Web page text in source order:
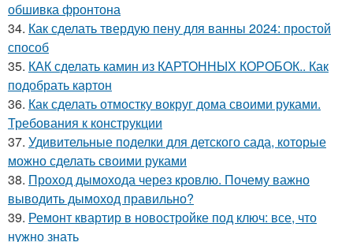
обшивка фронтона
34. Как сделать твердую пену для ванны 2024: простой
способ
35. КАК сделать камин из КАРТОННЫХ КОРОБОК.. Как
подобрать картон
36. Как сделать отмостку вокруг дома своими руками.
Требования к конструкции
37. Удивительные поделки для детского сада, которые
можно сделать своими руками
38. Проход дымохода через кровлю. Почему важно
выводить дымоход правильно?
39. Ремонт квартир в новостройке под ключ: все, что
нужно знать